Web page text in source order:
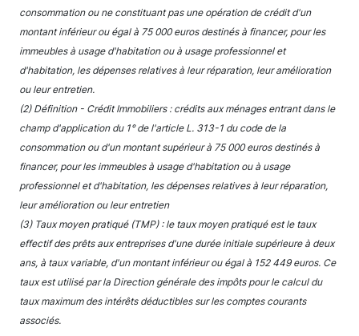
consommation ou ne constituant pas une opération de crédit d'un
montant inférieur ou égal à 75 000 euros destinés à financer, pour les
immeubles à usage d'habitation ou à usage professionnel et
d'habitation, les dépenses relatives à leur réparation, leur amélioration
ou leur entretien.
(2) Définition - Crédit Immobiliers : crédits aux ménages entrant dans le
champ d'application du 1° de l'article L. 313-1 du code de la
consommation ou d'un montant supérieur à 75 000 euros destinés à
financer, pour les immeubles à usage d'habitation ou à usage
professionnel et d'habitation, les dépenses relatives à leur réparation,
leur amélioration ou leur entretien
(3) Taux moyen pratiqué (TMP) : le taux moyen pratiqué est le taux
effectif des prêts aux entreprises d'une durée initiale supérieure à deux
ans, à taux variable, d'un montant inférieur ou égal à 152 449 euros. Ce
taux est utilisé par la Direction générale des impôts pour le calcul du
taux maximum des intérêts déductibles sur les comptes courants
associés.